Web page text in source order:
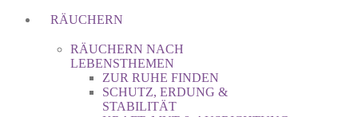
RÄUCHERN
RÄUCHERN NACH
LEBENSTHEMEN
ZUR RUHE FINDEN
SCHUTZ, ERDUNG &
STABILITÄT